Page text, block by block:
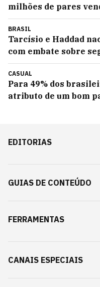
milhões de pares
BRASIL
Tarcísio e Haddad
com embate sobre
CASUAL
Para 49% dos
atributo de um bom
EDITORIAS
GUIAS DE CONTEÚDO
FERRAMENTAS
CANAIS ESPECIAIS